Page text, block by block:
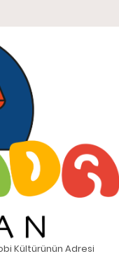
Kültürünün Adresi